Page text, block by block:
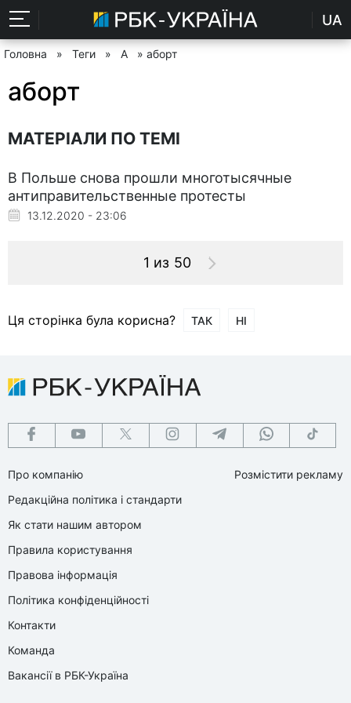
UA
Головна » Теги » А » аборт
аборт
МАТЕРІАЛИ ПО ТЕМІ
В Польше снова прошли многотысячные
антиправительственные протесты
13.12.2020 - 23:06
1 из 50
Ця сторінка була корисна? ТАК НІ
Про компанію
Редакційна політика і стандарти
Як стати нашим автором
Правила користування
Правова інформація
Політика конфіденційності
Контакти
Команда
Вакансії в РБК-Україна
Розмістити рекламу